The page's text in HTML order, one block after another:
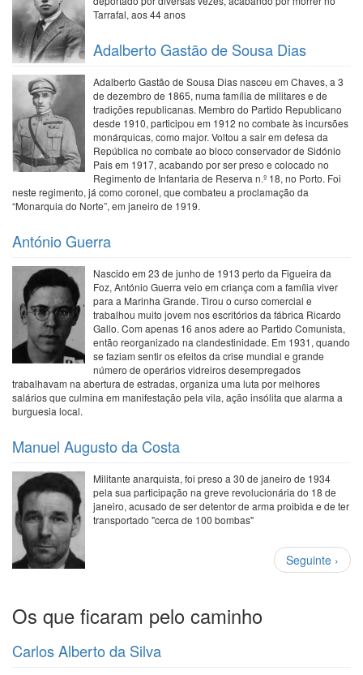
Tarrafal, aos 44 anos
Adalberto Gastão de Sousa Dias
Adalberto Gastão de Sousa Dias nasceu em Chaves, a 3
de dezembro de 1865, numa família de militares e de
tradições republicanas. Membro do Partido Republicano
desde 1910, participou em 1912 no combate às incursões
monárquicas, como major. Voltou a sair em defesa da
República no combate ao bloco conservador de Sidónio
Pais em 1917, acabando por ser preso e colocado no
Regimento de Infantaria de Reserva n.º 18, no Porto. Foi
neste regimento, já como coronel, que combateu a proclamação da
“Monarquia do Norte”, em janeiro de 1919.
António Guerra
Nascido em 23 de junho de 1913 perto da Figueira da
Foz, António Guerra veio em criança com a família viver
para a Marinha Grande. Tirou o curso comercial e
trabalhou muito jovem nos escritórios da fábrica Ricardo
Gallo. Com apenas 16 anos adere ao Partido Comunista,
então reorganizado na clandestinidade. Em 1931, quando
se faziam sentir os efeitos da crise mundial e grande
número de operários vidreiros desempregados
trabalhavam na abertura de estradas, organiza uma luta por melhores
salários que culmina em manifestação pela vila, ação insólita que alarma a
burguesia local.
Manuel Augusto da Costa
Militante anarquista, foi preso a 30 de janeiro de 1934
pela sua participação na greve revolucionária do 18 de
janeiro, acusado de ser detentor de arma proibida e de ter
transportado "cerca de 100 bombas"
Paginação
Próxima
página
Seguinte ›
Os que ficaram pelo caminho
Carlos Alberto da Silva